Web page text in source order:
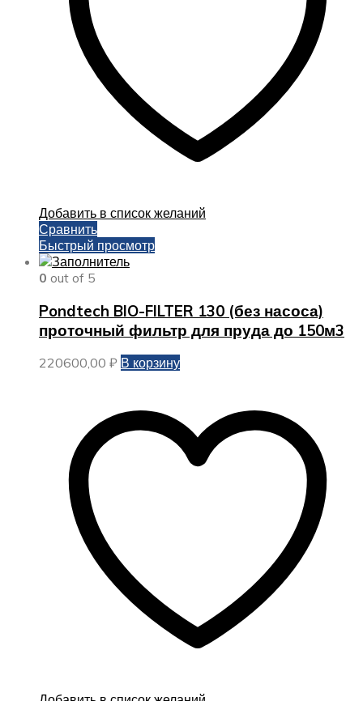
Добавить в список желаний
Сравнить
Быстрый просмотр
0 out of 5
Pondtech BIO-FILTER 130 (без насоса)
проточный фильтр для пруда до 150м3
220600,00 ₽ В корзину